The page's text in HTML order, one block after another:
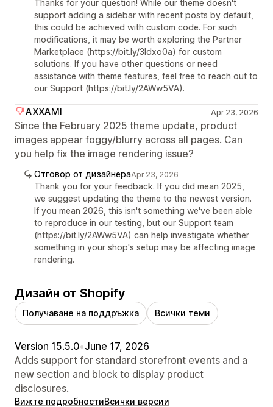
Thanks for your question! While our theme doesn't
support adding a sidebar with recent posts by default,
this could be achieved with custom code. For such
modifications, it may be worth exploring the Partner
Marketplace (https://bit.ly/3Idxo0a) for custom
solutions. If you have other questions or need
assistance with theme features, feel free to reach out to
our Support (https://bit.ly/2AWw5VA).
AXXAMI Apr 23, 2026
Since the February 2025 theme update, product
images appear foggy/blurry across all pages. Can
you help fix the image rendering issue?
Отговор от дизайнераApr 23, 2026
Thank you for your feedback. If you did mean 2025,
we suggest updating the theme to the newest version.
If you mean 2026, this isn't something we've been able
to reproduce in our testing, but our Support team
(https://bit.ly/2AWw5VA) can help investigate whether
something in your shop's setup may be affecting image
rendering.
Дизайн от Shopify
Получаване на поддръжка Всички теми
Version 15.5.0•June 17, 2026
Adds support for standard storefront events and a
new section and block to display product
disclosures.
Вижте подробностиВсички версии